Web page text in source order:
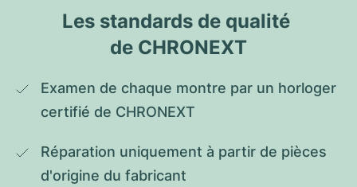
Les standards de qualité
de CHRONEXT
Examen de chaque montre par un horloger
certifié de CHRONEXT
Réparation uniquement à partir de pièces
d'origine du fabricant